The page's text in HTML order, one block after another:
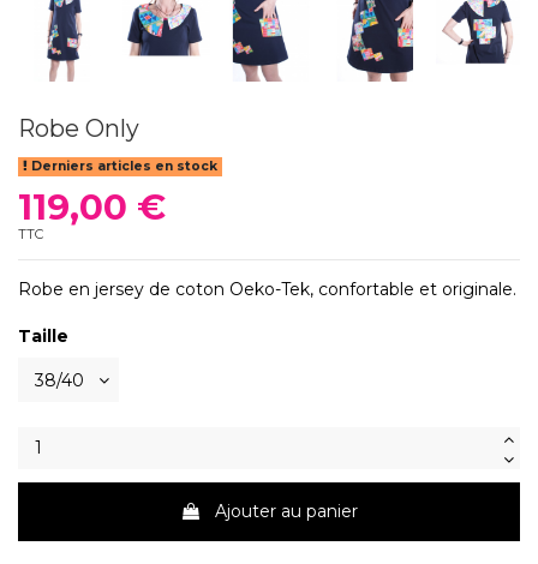
Robe Only
Derniers articles en stock
119,00 €
TTC
Robe en jersey de coton Oeko-Tek, confortable et originale.
Taille
Ajouter au panier